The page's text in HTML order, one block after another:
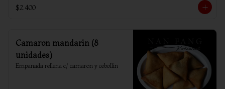
$2.400
Camaron mandarin (8
unidades)
Empanada rellena c/ camaron y cebollin